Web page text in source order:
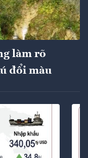
làm rõ
đổi màu